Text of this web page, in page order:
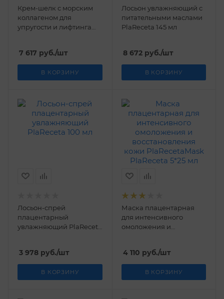
Крем-шелк с морским
коллагеном для
упругости и лифтинга
7 617 руб./шт
В КОРЗИНУ
Лосьон увлажняющий с
питательными маслами
PlaReceta 145 мл
8 672руб./шт
В КОРЗИНУ
Лосьон-спрей
плацентарный
увлажняющий PlaReceta
3 978 руб./шт
В КОРЗИНУ
Маска плацентарная
для интенсивного
омоложения и
5*25 мл
4 110 руб./шт
В КОРЗИНУ